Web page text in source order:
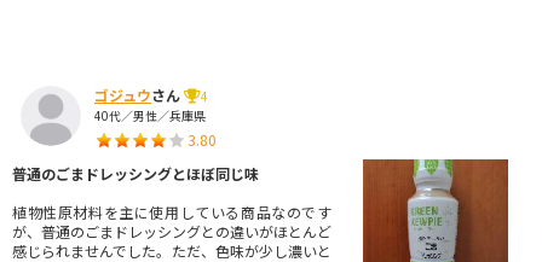
ゴジュウさん
4
40代／男性／兵庫県
3.80
普通のごまドレッシングとほぼ同じ味
植物性原材料を主に使用している商品なのです
が、普通のごまドレッシングとの違いがほとんど
感じられませんでした。ただ、色味が少し濃いと